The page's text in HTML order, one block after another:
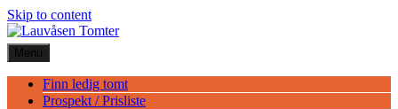
Skip to content
Menu
Finn ledig tomt
Prospekt / Prisliste